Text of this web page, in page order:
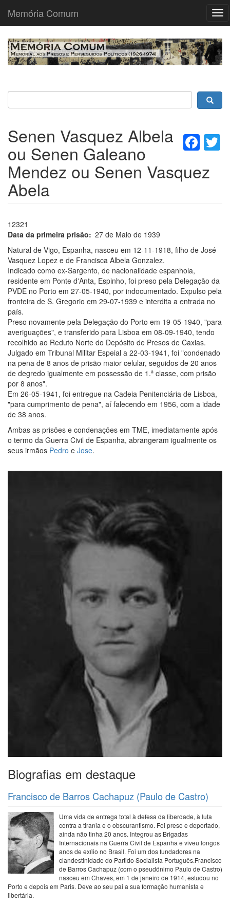
Passar
para
Memória Comum
Senen Vasquez Albela
ou Senen Galeano
Mendez ou Senen Vasquez
Abela
12321
Data da primeira prisão
27 de Maio de 1939
Natural de Vigo, Espanha, nasceu em 12-11-1918, filho de José
Vasquez Lopez e de Francisca Albela Gonzalez.
Indicado como ex-Sargento, de nacionalidade espanhola,
residente em Ponte d'Anta, Espinho, foi preso pela Delegação da
PVDE no Porto em 27-05-1940, por indocumentado. Expulso pela
fronteira de S. Gregorio em 29-07-1939 e interdita a entrada no
país.
Preso novamente pela Delegação do Porto em 19-05-1940, "para
averiguações", e transferido para Lisboa em 08-09-1940, tendo
recolhido ao Reduto Norte do Depósito de Presos de Caxias.
Julgado em Tribunal Militar Espeial a 22-03-1941, foi "condenado
na pena de 8 anos de prisão maior celular, seguidos de 20 anos
de degredo igualmente em possessão de 1.ª classe, com prisão
por 8 anos".
Em 26-05-1941, foi entregue na Cadeia Penitenciária de Lisboa,
"para cumprimento de pena", aí falecendo em 1956, com a idade
de 38 anos.
Ambas as prisões e condenações em TME, imediatamente após
o termo da Guerra Civil de Espanha, abrangeram igualmente os
seus irmãos Pedro e Jose.
Biografias em destaque
Francisco de Barros Cachapuz (Paulo de Castro)
Uma vida de entrega total à defesa da liberdade, à luta
contra a tirania e o obscurantismo. Foi preso e deportado,
ainda não tinha 20 anos. Integrou as Brigadas
Internacionais na Guerra Civil de Espanha e viveu longos
anos de exílio no Brasil. Foi um dos fundadores na
clandestinidade do Partido Socialista Português.Francisco
de Barros Cachapuz (com o pseudónimo Paulo de Castro)
nasceu em Chaves, em 1 de janeiro de 1914, estudou no
Porto e depois em Paris. Deve ao seu pai a sua formação humanista e
libertária.